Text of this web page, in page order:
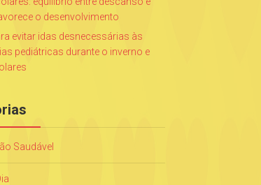
o desenvolvimento
evitar idas desnecessárias às
pediátricas durante o inverno e
Saudável